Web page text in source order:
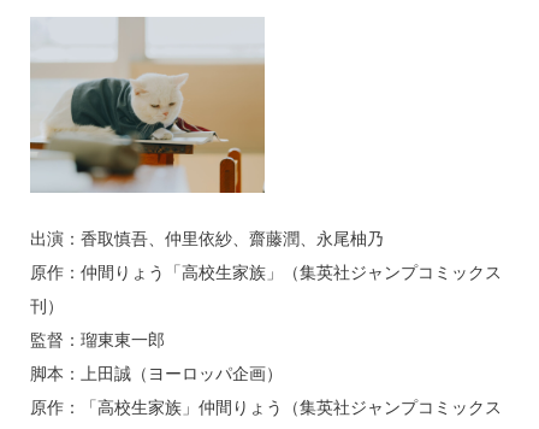
出演：香取慎吾、仲里依紗、齋藤潤、永尾柚乃
原作：仲間りょう「高校生家族」（集英社ジャンプコミックス
刊）
監督：瑠東東一郎
脚本：上田誠（ヨーロッパ企画）
原作：「高校生家族」仲間りょう（集英社ジャンプコミックス